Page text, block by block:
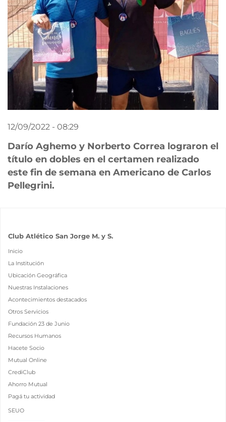
12/09/2022 - 08:29
Darío Aghemo y Norberto Correa lograron el
título en dobles en el certamen realizado
este fin de semana en Americano de Carlos
Pellegrini.
Club Atlético San Jorge M. y S.
Inicio
La Institución
Ubicación Geográfica
Nuestras Instalaciones
Acontecimientos destacados
Otros Servicios
Fundación 23 de Junio
Recursos Humanos
Hacete Socio
Mutual Online
CrediClub
Ahorro Mutual
Pagá tu actividad
SEUO